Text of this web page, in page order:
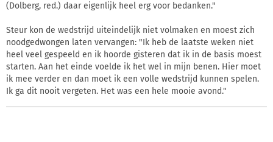
(Dolberg, red.) daar eigenlijk heel erg voor bedanken."
Steur kon de wedstrijd uiteindelijk niet volmaken en moest zich
noodgedwongen laten vervangen: "Ik heb de laatste weken niet
heel veel gespeeld en ik hoorde gisteren dat ik in de basis moest
starten. Aan het einde voelde ik het wel in mijn benen. Hier moet
ik mee verder en dan moet ik een volle wedstrijd kunnen spelen.
Ik ga dit nooit vergeten. Het was een hele mooie avond."